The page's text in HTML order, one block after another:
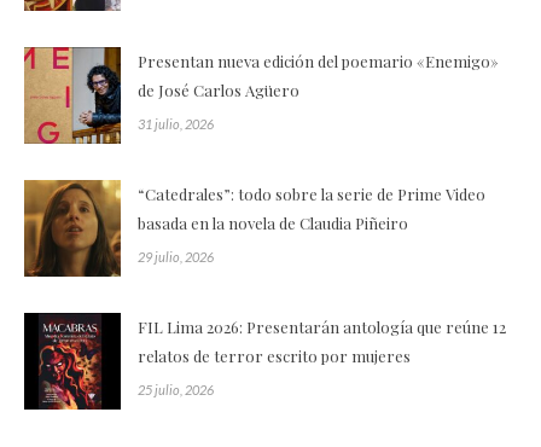
Presentan nueva edición del poemario «Enemigo»
de José Carlos Agüero
31 julio, 2026
“Catedrales”: todo sobre la serie de Prime Video
basada en la novela de Claudia Piñeiro
29 julio, 2026
FIL Lima 2026: Presentarán antología que reúne 12
relatos de terror escrito por mujeres
25 julio, 2026